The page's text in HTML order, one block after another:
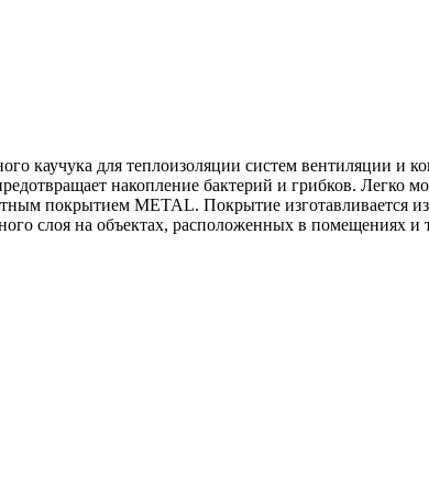
каучука для теплоизоляции систем вентиляции и
накопление бактерий и грибков. Легко
покрытием METAL. Покрытие изготавливается
слоя на объектах, расположенных в помещениях